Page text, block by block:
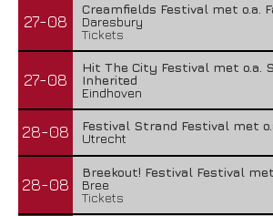
27-08
Creamfields Festival met o.a.
Daresbury
Tickets
27-08
Hit The City Festival met o.a.
Inherited
Eindhoven
28-08
Festival Strand Festival met
Utrecht
28-08
Breekout! Festival Festival
Bree
Tickets